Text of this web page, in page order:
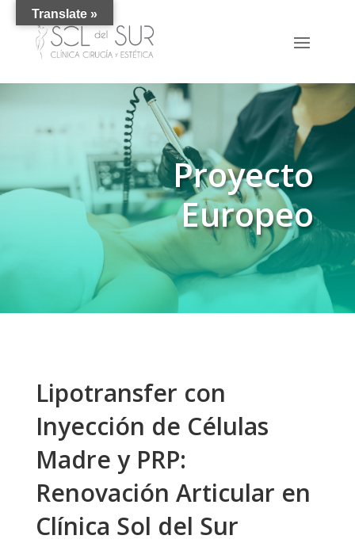
Proyecto
Europeo
Lipotransfer con
Inyección de Células
Madre y PRP:
Renovación Articular en
Clínica Sol del Sur
Translate »